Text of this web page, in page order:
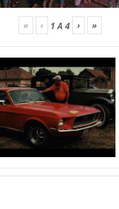
« ‹ 1A 4 › »